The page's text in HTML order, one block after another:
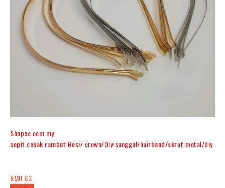
Shopee.com.my
sepit cekak rambut Besi/ crown/Diy sanggul/hairband/skraf metal/diy
RM0.63